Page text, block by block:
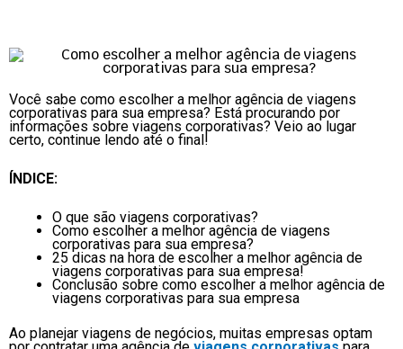
Você sabe como escolher a melhor agência de viagens
corporativas para sua empresa? Está procurando por
informações sobre viagens corporativas? Veio ao lugar
certo, continue lendo até o final!
ÍNDICE:
O que são viagens corporativas?
Como escolher a melhor agência de viagens
corporativas para sua empresa?
25 dicas na hora de escolher a melhor agência de
viagens corporativas para sua empresa!
Conclusão sobre como escolher a melhor agência de
viagens corporativas para sua empresa
Ao planejar viagens de negócios, muitas empresas optam